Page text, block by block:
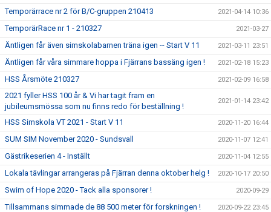
Temporärrace nr 2 för B/C-gruppen 210413 2021-04-14 10:36
TemporärRace nr 1 - 210327 2021-03-27
Äntligen får även simskolabarnen träna igen -- Start V 11 2021-03-11 23:51
Äntligen får våra simmare hoppa i Fjärrans bassäng igen ! 2021-02-18 15:23
HSS Årsmöte 210327 2021-02-09 16:58
2021 fyller HSS 100 år & Vi har tagit fram en
jubileumsmössa som nu finns redo för beställning !
2021-01-14 23:42
HSS Simskola VT 2021 - Start V 11 2020-11-20 16:44
SUM SIM November 2020 - Sundsvall 2020-11-07 12:41
Gästrikeserien 4 - Inställt 2020-11-04 12:55
Lokala tävlingar arrangeras på Fjärran denna oktober helg ! 2020-10-17 20:50
Swim of Hope 2020 - Tack alla sponsorer ! 2020-09-29
Tillsammans simmade de 88 500 meter för forskningen ! 2020-09-22 23:45